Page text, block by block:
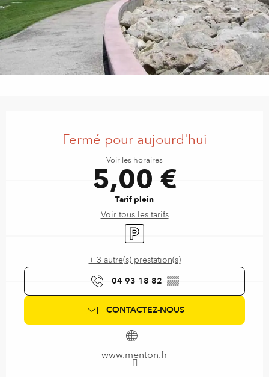
Fermé pour aujourd'hui
Voir les horaires
5,00 €
Tarif plein
Voir tous les tarifs
Parking
+ 3 autre(s) prestation(s)
04 93 18 82 ▒▒
CONTACTEZ-NOUS
www.menton.fr